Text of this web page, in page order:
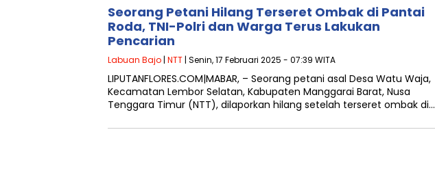
Seorang Petani Hilang Terseret Ombak di Pantai
Roda, TNI-Polri dan Warga Terus Lakukan
Pencarian
Labuan Bajo | NTT | Senin, 17 Februari 2025 - 07:39 WITA
LIPUTANFLORES.COM|MABAR, – Seorang petani asal Desa Watu Waja,
Kecamatan Lembor Selatan, Kabupaten Manggarai Barat, Nusa
Tenggara Timur (NTT), dilaporkan hilang setelah terseret ombak di…